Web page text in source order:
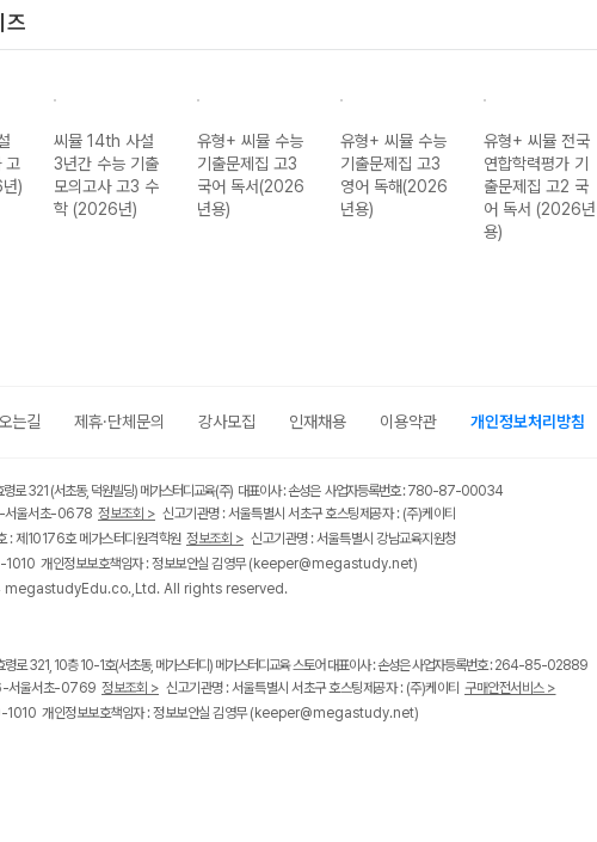
즈
고
)
씨뮬 14th 사설
3년간 수능 기출
모의고사 고3 수
학 (2026년)
유형+ 씨뮬 수능
기출문제집 고3
국어 독서(2026
년용)
유형+ 씨뮬 수능
기출문제집 고3
영어 독해(2026
년용)
유형+ 씨뮬 전국
연합학력평가 기
출문제집 고2 국
어 독서 (2026년
용)
는길 제휴·단체문의 강사모집 인재채용 이용약관 개인정보처리방침
로 321 (서초동, 덕원빌딩) 메가스터디교육(주) 대표이사 : 손성은 사업자등록번호 : 780-87-00034
서울서초-0678 정보조회 > 신고기관명 : 서울특별시 서초구 호스팅제공자 : (주)케이티
: 제10176호 메가스터디원격학원 정보조회 > 신고기관명 : 서울특별시 강남교육지원청
개인정보보호책임자 : 정보보안실 김영무(keeper@megastudy.net)
All rights reserved.
로 321, 10층 10-1호(서초동, 메가스터디) 메가스터디교육 스토어 대표이사 : 손성은 사업자등록번호 : 264-85-02889
서울서초-0769 정보조회 > 신고기관명 : 서울특별시 서초구 호스팅제공자 : (주)케이티 구매안전서비스 >
개인정보보호책임자 : 정보보안실 김영무(keeper@megastudy.net)